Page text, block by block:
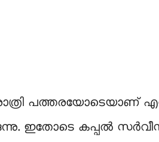
രാത്രി
ഇതോടെ കപ്പൽ